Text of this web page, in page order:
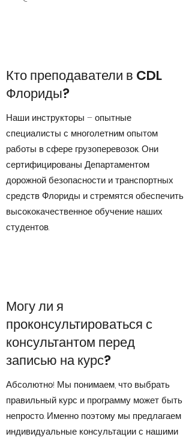
Кто преподаватели в CDL
Флориды?
Наши инструкторы – опытные
специалисты с многолетним опытом
работы в сфере грузоперевозок. Они
сертифицированы Департаментом
дорожной безопасности и транспортных
средств Флориды и стремятся обеспечить
высококачественное обучение наших
студентов.
Могу ли я
проконсультироваться с
консультантом перед
записью на курс?
Абсолютно! Мы понимаем, что выбрать
правильный курс и программу может быть
непросто. Именно поэтому мы предлагаем
индивидуальные консультации с нашими